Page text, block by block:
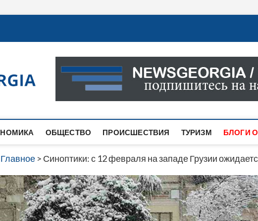
Новости Грузии
САМАЯ АКТУАЛЬНАЯ ИНФОРМАЦИЯ О СОБЫТИЯХ
САЙТЕ ВЫ НАЙДЕТЕ НОВОСТИ ПОЛИТИКИ,
ОБЩЕСТВО ПРОИСШЕСТВИЯ ТУРИЗМ БЛОГИ
Главное > Синоптики: с 12 февраля на западе Грузии